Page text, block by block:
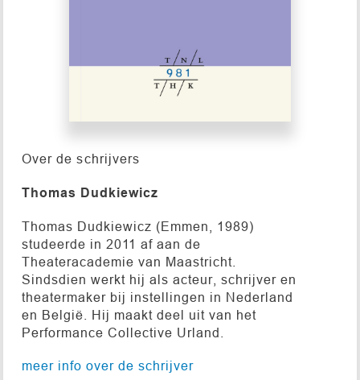
Over de schrijvers
Thomas Dudkiewicz
Thomas Dudkiewicz (Emmen, 1989)
studeerde in 2011 af aan de
Theateracademie van Maastricht.
Sindsdien werkt hij als acteur, schrijver en
theatermaker bij instellingen in Nederland
en België. Hij maakt deel uit van het
Performance Collective Urland.
meer info over de schrijver